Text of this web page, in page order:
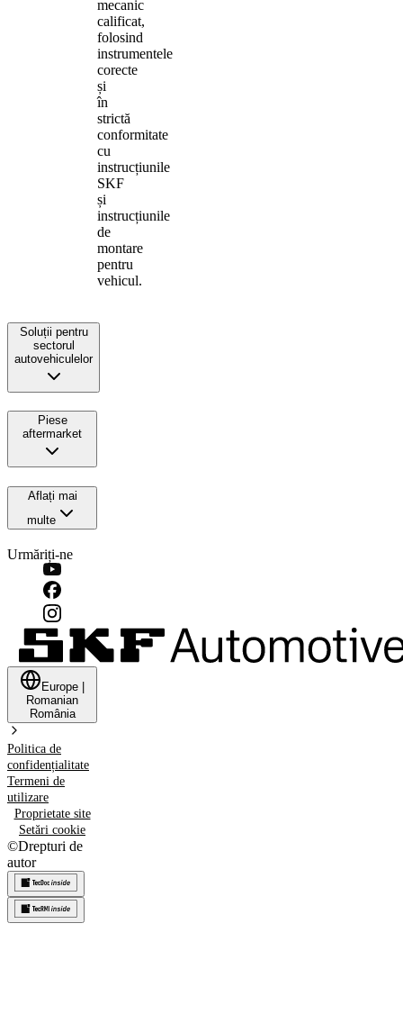
mecanic
calificat,
folosind
instrumentele
corecte
și
în
strictă
conformitate
cu
instrucțiunile
SKF
și
instrucțiunile
de
montare
pentru
vehicul.
Soluții pentru
sectorul
autovehiculelor
Piese
aftermarket
Aflați mai
multe
Urmăriți-ne
Europe
Romanian
România
Politica de
confidențialitate
Termeni de
utilizare
Proprietate site
Setări cookie
©Drepturi de
autor